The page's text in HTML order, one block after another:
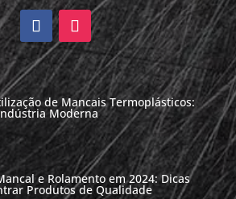
de Mancais Termoplásticos:
Moderna
e Rolamento em 2024: Dicas
Produtos de Qualidade